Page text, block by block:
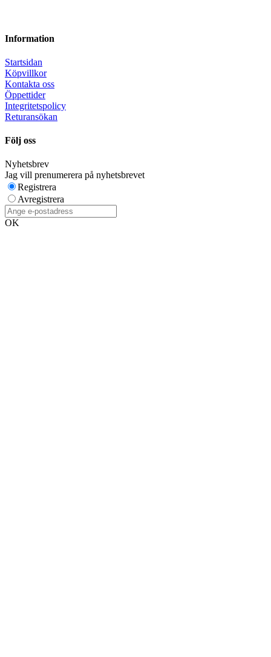
Information
Startsidan
Köpvillkor
Kontakta oss
Öppettider
Integritetspolicy
Returansökan
Följ oss
Nyhetsbrev
Jag vill prenumerera på nyhetsbrevet
Registrera
Avregistrera
OK